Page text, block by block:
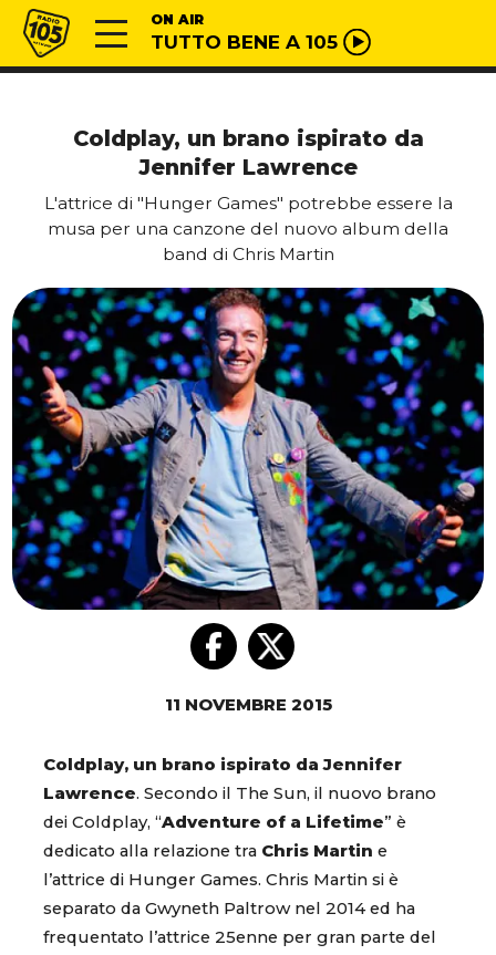
Vai al contenuto
Radio 105 ON AIR
TUTTO BENE A 105
Coldplay, un brano ispirato da
Jennifer Lawrence
L'attrice di "Hunger Games" potrebbe essere la
musa per una canzone del nuovo album della
band di Chris Martin
11 NOVEMBRE 2015
Coldplay, un brano ispirato da Jennifer
Lawrence. Secondo il The Sun, il nuovo brano
dei Coldplay, “Adventure of a Lifetime” è
dedicato alla relazione tra Chris Martin e
l’attrice di Hunger Games. Chris Martin si è
separato da Gwyneth Paltrow nel 2014 ed ha
frequentato l’attrice 25enne per gran parte del